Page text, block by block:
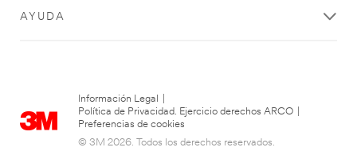
AYUDA
Información Legal
Política de Privacidad. Ejercicio derechos ARCO
Preferencias de cookies
© 3M 2026. Todos los derechos reservados.